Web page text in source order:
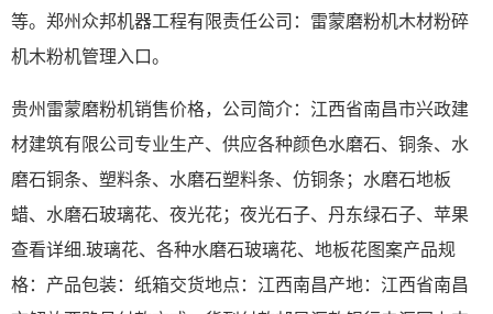
等。郑州众邦机器工程有限责任公司：雷蒙磨粉机木材粉碎
机木粉机管理入口。
贵州雷蒙磨粉机销售价格，公司简介：江西省南昌市兴政建
材建筑有限公司专业生产、供应各种颜色水磨石、铜条、水
磨石铜条、塑料条、水磨石塑料条、仿铜条；水磨石地板
蜡、水磨石玻璃花、夜光花；夜光石子、丹东绿石子、苹果
查看详细.玻璃花、各种水磨石玻璃花、地板花图案产品规
格：产品包装：纸箱交货地点：江西南昌产地：江西省南昌